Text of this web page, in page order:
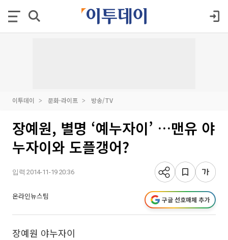
이투데이 문화·라이프 방송/TV
장예원, 별명 ‘예누자이’ …맨유 야
누자이와 도플갱어?
입력 2014-11-19 20:36
온라인뉴스팀 구글 선호매체 추가
장예원 야누자이